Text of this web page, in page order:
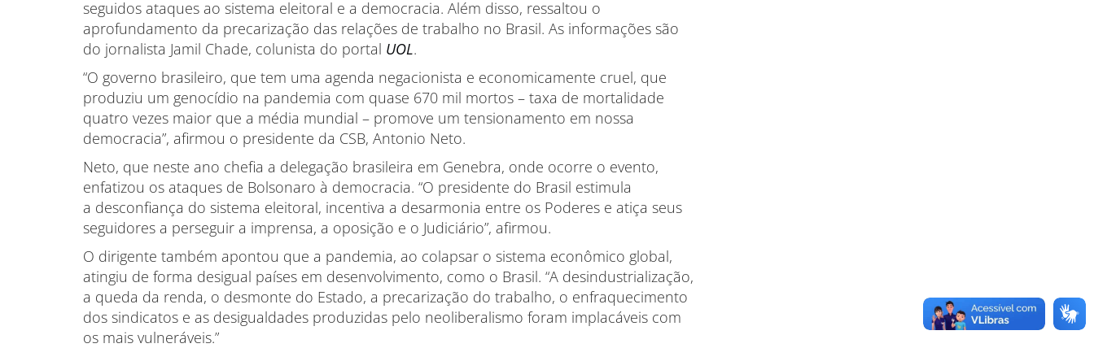
seguidos ataques ao sistema eleitoral e a democracia. Além disso, ressaltou o
aprofundamento da precarização das relações de trabalho no Brasil. As informações são
do jornalista Jamil Chade, colunista do portal UOL.
“O governo brasileiro, que tem uma agenda negacionista e economicamente cruel, que
produziu um genocídio na pandemia com quase 670 mil mortos – taxa de mortalidade
quatro vezes maior que a média mundial – promove um tensionamento em nossa
democracia”, afirmou o presidente da CSB, Antonio Neto.
Neto, que neste ano chefia a delegação brasileira em Genebra, onde ocorre o evento,
enfatizou os ataques de Bolsonaro à democracia. “O presidente do Brasil estimula
a desconfiança do sistema eleitoral, incentiva a desarmonia entre os Poderes e atiça seus
seguidores a perseguir a imprensa, a oposição e o Judiciário”, afirmou.
O dirigente também apontou que a pandemia, ao colapsar o sistema econômico global,
atingiu de forma desigual países em desenvolvimento, como o Brasil. “A desindustrialização,
a queda da renda, o desmonte do Estado, a precarização do trabalho, o enfraquecimento
dos sindicatos e as desigualdades produzidas pelo neoliberalismo foram implacáveis com
os mais vulneráveis.”